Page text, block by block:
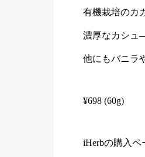
有機栽培のカ
濃厚なカシュ
他にもバニラ
¥698 (60g)
iHerbの購入ペ